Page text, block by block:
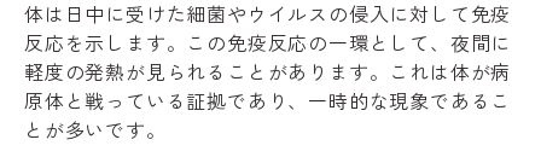
体は日中に受けた細菌やウイルスの侵入に対して免疫
反応を示します。この免疫反応の一環として、夜間に
軽度の発熱が見られることがあります。これは体が病
原体と戦っている証拠であり、一時的な現象であるこ
とが多いです。